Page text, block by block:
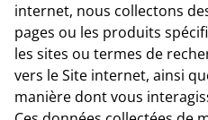
internet, nous collectons
pages ou les produits
les sites ou termes de
vers le Site internet, ainsi
manière dont vous